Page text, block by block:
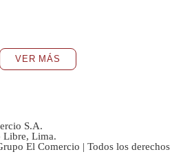
VER MÁS
S.A.
Libre, Lima.
El Comercio | Todos los derechos